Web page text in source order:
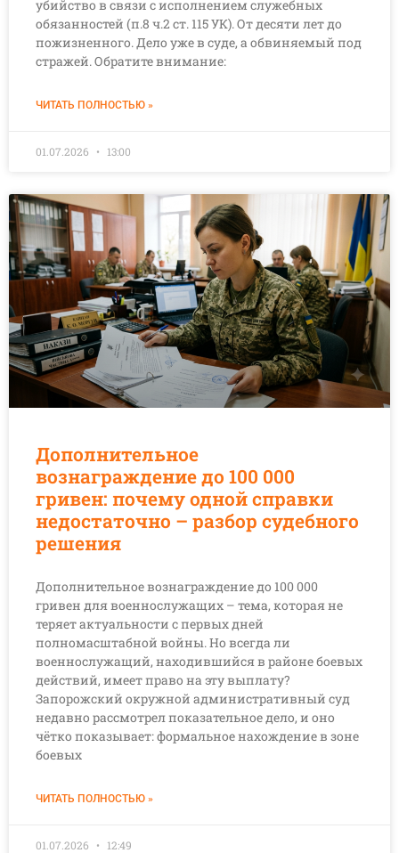
убийство в связи с исполнением служебных
обязанностей (п.8 ч.2 ст. 115 УК). От десяти лет до
пожизненного. Дело уже в суде, а обвиняемый под
стражей. Обратите внимание:
ЧИТАТЬ ПОЛНОСТЬЮ »
01.07.2026 13:00
Дополнительное
вознаграждение до 100 000
гривен: почему одной справки
недостаточно – разбор судебного
решения
Дополнительное вознаграждение до 100 000
гривен для военнослужащих – тема, которая не
теряет актуальности с первых дней
полномасштабной войны. Но всегда ли
военнослужащий, находившийся в районе боевых
действий, имеет право на эту выплату?
Запорожский окружной административный суд
недавно рассмотрел показательное дело, и оно
чётко показывает: формальное нахождение в зоне
боевых
ЧИТАТЬ ПОЛНОСТЬЮ »
01.07.2026 12:49